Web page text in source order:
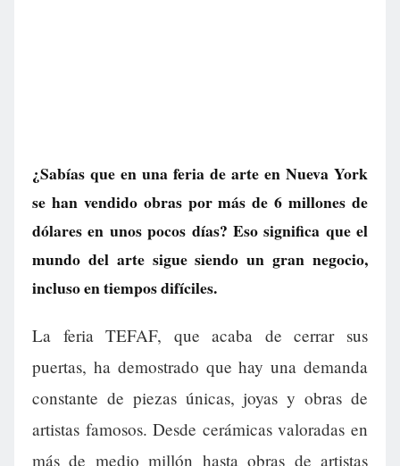
¿Sabías que en una feria de arte en Nueva York
se han vendido obras por más de 6 millones de
dólares en unos pocos días? Eso significa que el
mundo del arte sigue siendo un gran negocio,
incluso en tiempos difíciles.
La feria TEFAF, que acaba de cerrar sus
puertas, ha demostrado que hay una demanda
constante de piezas únicas, joyas y obras de
artistas famosos. Desde cerámicas valoradas en
más de medio millón hasta obras de artistas